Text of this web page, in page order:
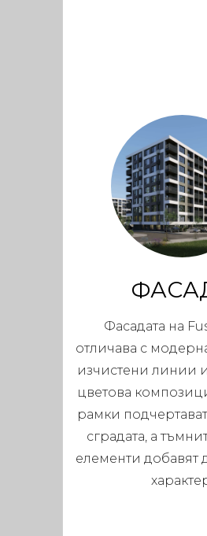
Фасадата на
отличава с
изчистени линии
цветова
рамки
сградата, а
елементи добавят